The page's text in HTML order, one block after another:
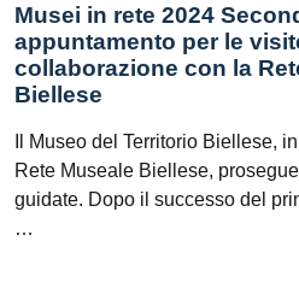
Musei in rete 2024
appuntamento per le
collaborazione con la
Biellese
Il Museo del Territorio Biellese,
Rete Museale Biellese,
guidate. Dopo il successo del
…